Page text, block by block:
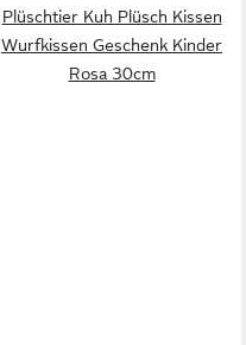
Plüschtier Kuh Plüsch Kissen
Wurfkissen Geschenk Kinder
Rosa 30cm